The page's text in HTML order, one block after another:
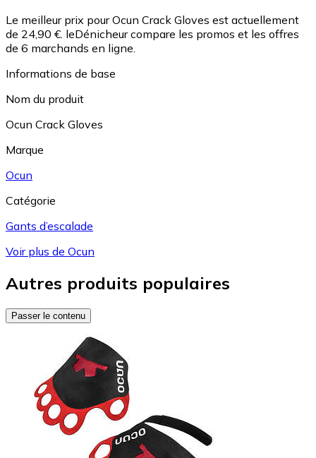
Le meilleur prix pour Ocun Crack Gloves est actuellement
de 24,90 €. leDénicheur compare les promos et les offres
de 6 marchands en ligne.
Informations de base
Nom du produit
Ocun Crack Gloves
Marque
Ocun
Catégorie
Gants d’escalade
Voir plus de Ocun
Autres produits populaires
Passer le contenu